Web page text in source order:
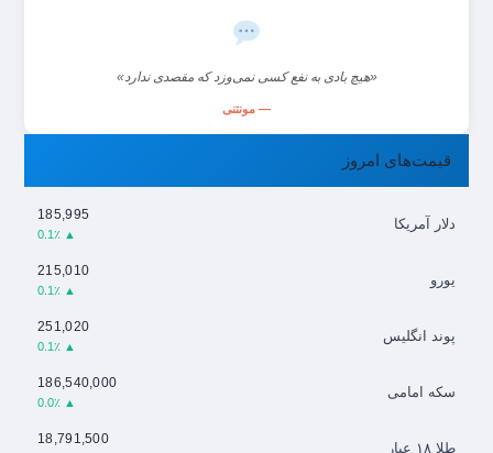
«هیچ بادی به نفع کسی نمی‌وزد که مقصدی ندارد»
— مونتنی
قیمت‌های امروز
دلار آمریکا
185,995
▲ 0.1٪
یورو
215,010
▲ 0.1٪
پوند انگلیس
251,020
▲ 0.1٪
سکه امامی
186,540,000
▲ 0.0٪
طلا ۱۸ عیار
18,791,500